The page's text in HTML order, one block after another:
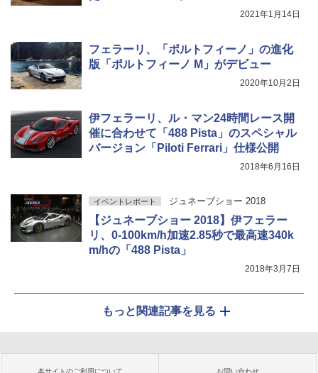
2021年1月14日
フェラーリ、「ポルトフィーノ」の進化
版「ポルトフィーノ M」がデビュー
2020年10月2日
伊フェラーリ、ル・マン24時間レース開
催に合わせて「488 Pista」のスペシャル
バージョン「Piloti Ferrari」仕様公開
2018年6月16日
イベントレポート ジュネーブショー 2018
【ジュネーブショー 2018】伊フェラー
リ、0-100km/h加速2.85秒で最高速340k
m/hの「488 Pista」
2018年3月7日
もっと関連記事を見る
本サイトのご利用について お問い合わせ